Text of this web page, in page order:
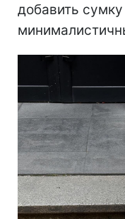
добавить